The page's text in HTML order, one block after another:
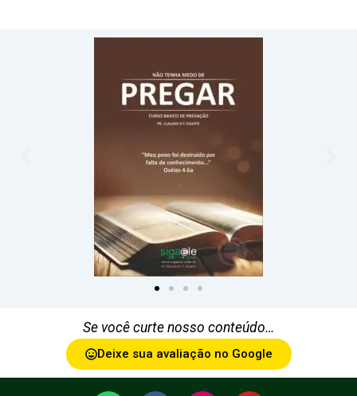
Se você curte nosso conteúdo…
Deixe sua avaliação no Google